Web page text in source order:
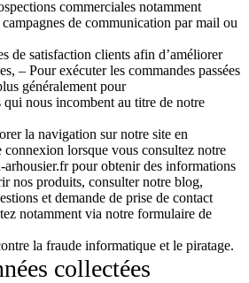
commerciales notamment
de communication par mail ou
de satisfaction clients afin d’améliorer
– Pour exécuter les commandes passées
généralement pour
qui nous incombent au titre de notre
la navigation sur notre site en
connexion lorsque vous consultez notre
pour obtenir des informations
nos produits, consulter notre blog,
et demande de prise de contact
notamment via notre formulaire de
la fraude informatique et le piratage.
collectées